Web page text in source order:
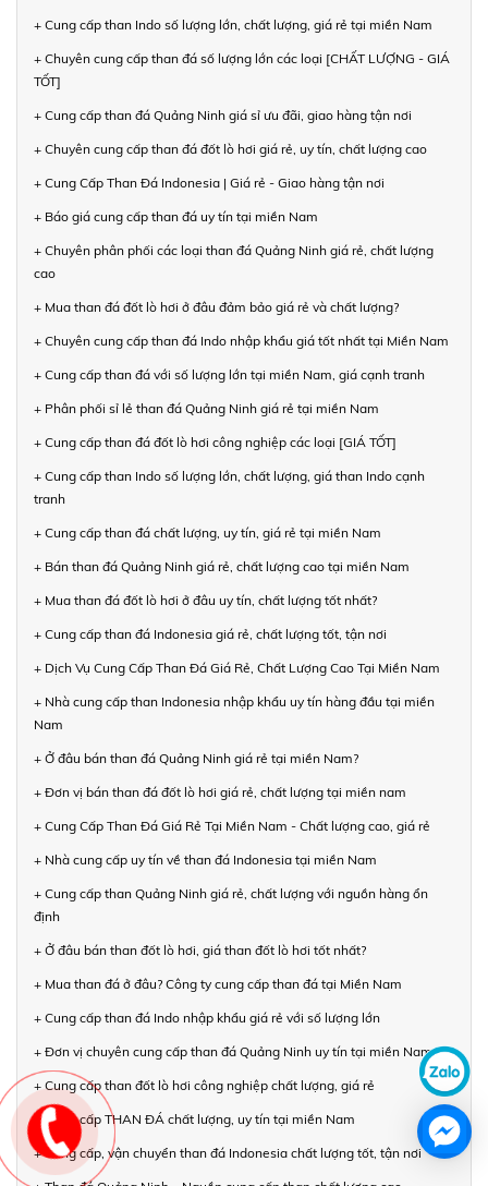
+ Cung cấp than Indo số lượng lớn, chất lượng, giá rẻ tại miền Nam
+ Chuyên cung cấp than đá số lượng lớn các loại [CHẤT LƯỢNG - GIÁ
TỐT]
+ Cung cấp than đá Quảng Ninh giá sỉ ưu đãi, giao hàng tận nơi
+ Chuyên cung cấp than đá đốt lò hơi giá rẻ, uy tín, chất lượng cao
+ Cung Cấp Than Đá Indonesia | Giá rẻ - Giao hàng tận nơi
+ Báo giá cung cấp than đá uy tín tại miền Nam
+ Chuyên phân phối các loại than đá Quảng Ninh giá rẻ, chất lượng
cao
+ Mua than đá đốt lò hơi ở đâu đảm bảo giá rẻ và chất lượng?
+ Chuyên cung cấp than đá Indo nhập khẩu giá tốt nhất tại Miền Nam
+ Cung cấp than đá với số lượng lớn tại miền Nam, giá cạnh tranh
+ Phân phối sỉ lẻ than đá Quảng Ninh giá rẻ tại miền Nam
+ Cung cấp than đá đốt lò hơi công nghiệp các loại [GIÁ TỐT]
+ Cung cấp than Indo số lượng lớn, chất lượng, giá than Indo cạnh
tranh
+ Cung cấp than đá chất lượng, uy tín, giá rẻ tại miền Nam
+ Bán than đá Quảng Ninh giá rẻ, chất lượng cao tại miền Nam
+ Mua than đá đốt lò hơi ở đâu uy tín, chất lượng tốt nhất?
+ Cung cấp than đá Indonesia giá rẻ, chất lượng tốt, tận nơi
+ Dịch Vụ Cung Cấp Than Đá Giá Rẻ, Chất Lượng Cao Tại Miền Nam
+ Nhà cung cấp than Indonesia nhập khẩu uy tín hàng đầu tại miền
Nam
+ Ở đâu bán than đá Quảng Ninh giá rẻ tại miền Nam?
+ Đơn vị bán than đá đốt lò hơi giá rẻ, chất lượng tại miền nam
+ Cung Cấp Than Đá Giá Rẻ Tại Miền Nam - Chất lượng cao, giá rẻ
+ Nhà cung cấp uy tín về than đá Indonesia tại miền Nam
+ Cung cấp than Quảng Ninh giá rẻ, chất lượng với nguồn hàng ổn
định
+ Ở đâu bán than đốt lò hơi, giá than đốt lò hơi tốt nhất?
+ Mua than đá ở đâu? Công ty cung cấp than đá tại Miền Nam
+ Cung cấp than đá Indo nhập khẩu giá rẻ với số lượng lớn
+ Đơn vị chuyên cung cấp than đá Quảng Ninh uy tín tại miền Nam
+ Cung cấp than đốt lò hơi công nghiệp chất lượng, giá rẻ
+ Cung cấp THAN ĐÁ chất lượng, uy tín tại miền Nam
+ Cung cấp, vận chuyển than đá Indonesia chất lượng tốt, tận nơi